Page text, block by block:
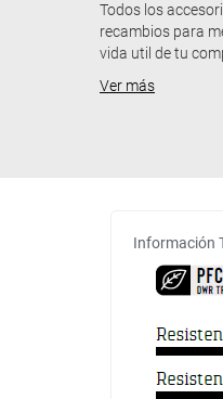
Todos los
recambios para
vida util de tu
Ver más
Información